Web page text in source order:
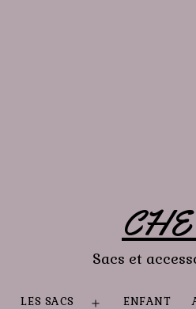
Sacs et
LES SACS ENFANT